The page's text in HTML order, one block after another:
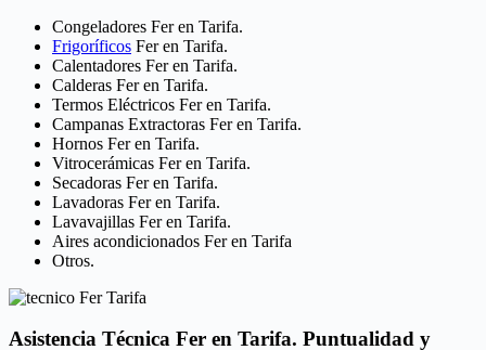
Congeladores Fer en Tarifa.
Frigoríficos Fer en Tarifa.
Calentadores Fer en Tarifa.
Calderas Fer en Tarifa.
Termos Eléctricos Fer en Tarifa.
Campanas Extractoras Fer en Tarifa.
Hornos Fer en Tarifa.
Vitrocerámicas Fer en Tarifa.
Secadoras Fer en Tarifa.
Lavadoras Fer en Tarifa.
Lavavajillas Fer en Tarifa.
Aires acondicionados Fer en Tarifa
Otros.
Asistencia Técnica Fer en Tarifa. Puntualidad y